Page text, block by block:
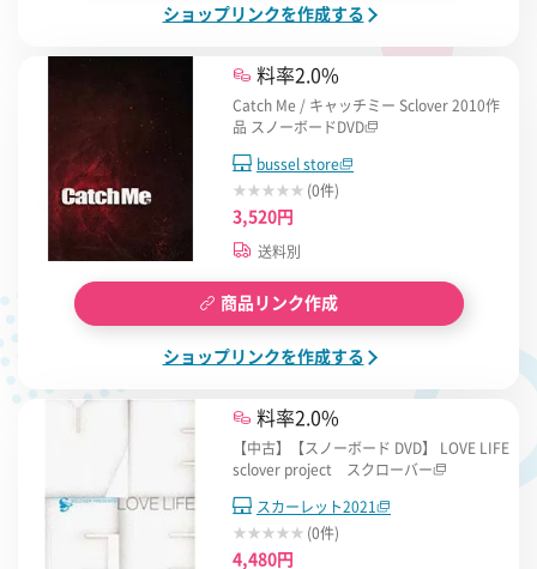
ショップリンクを作成する
料率2.0%
Catch Me / キャッチミー Sclover 2010作
品 スノーボードDVD
bussel store
(0件)
3,520円
送料別
商品リンク作成
ショップリンクを作成する
料率2.0%
【中古】【スノーボード DVD】 LOVE LIFE
sclover project スクローバー
スカーレット2021
(0件)
4,480円